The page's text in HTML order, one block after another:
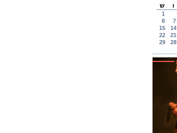
ו ש
1
7
8
14
15
21
22
28
29